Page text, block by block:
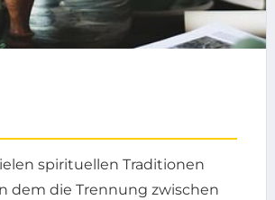
spirituellen Traditionen
dem die Trennung zwischen